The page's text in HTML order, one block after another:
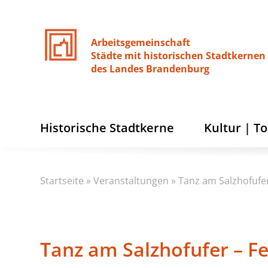
Arbeitsgemeinschaft
Städte mit historischen Stadtkernen
des Landes Brandenburg
Historische Stadtkerne Kultur |
Startseite »Veranstaltungen »Tanz am
Tanz am Salzhofufer –